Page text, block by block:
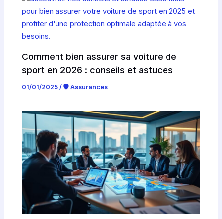
Comment bien assurer sa voiture de
sport en 2026 : conseils et astuces
01/01/2025/🛡️ Assurances